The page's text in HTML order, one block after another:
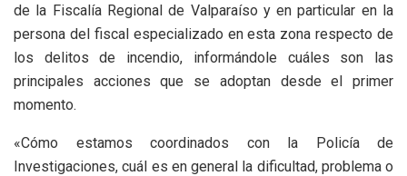
de la Fiscalía Regional de Valparaíso y en particular en la
persona del fiscal especializado en esta zona respecto de
los delitos de incendio, informándole cuáles son las
principales acciones que se adoptan desde el primer
momento.
«Cómo estamos coordinados con la Policía de
Investigaciones, cuál es en general la dificultad, problema o